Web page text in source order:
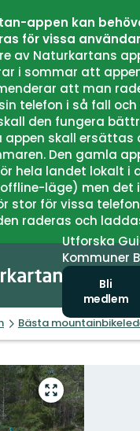
appen kan
för vissa
av Naturkartans
i sommar att
att man
telefon i så fall
den fungera
appen skall ersättas
Den gamla
hela landet lokalt i
läge) men det
stor för vissa
raderas och
Utforska
Kommuner
Bli
medlem
Bästa
Gå
till
helskärmsläge